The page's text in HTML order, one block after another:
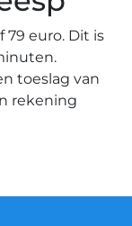
79 euro. Dit is
toeslag van
rekening